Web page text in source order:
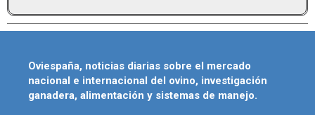
Oviespaña, noticias diarias sobre el mercado
nacional e internacional del ovino, investigación
ganadera, alimentación y sistemas de manejo.